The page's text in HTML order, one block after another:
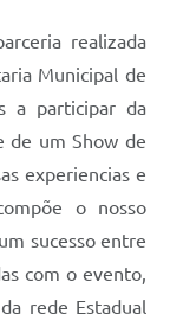
realizada
Municipal de
a participar da
de um Show de
experiencias e
o nosso
sucesso entre
com o evento,
rede Estadual